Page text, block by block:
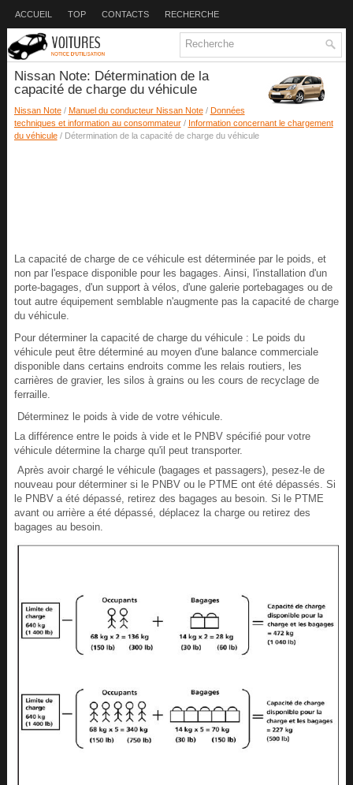
ACCUEIL TOP CONTACTS RECHERCHE
Nissan Note: Détermination de la
capacité de charge du véhicule
Nissan Note/ Manuel du conducteur Nissan Note/ Données
techniques et information au consommateur/ Information concernant le chargement
du véhicule/ Détermination de la capacité de charge du véhicule
La capacité de charge de ce véhicule est déterminée par le poids, et
non par l'espace disponible pour les bagages. Ainsi, l'installation d'un
porte-bagages, d'un support à vélos, d'une galerie portebagages ou de
tout autre équipement semblable n'augmente pas la capacité de charge
du véhicule.
Pour déterminer la capacité de charge du véhicule : Le poids du
véhicule peut être déterminé au moyen d'une balance commerciale
disponible dans certains endroits comme les relais routiers, les
carrières de gravier, les silos à grains ou les cours de recyclage de
ferraille.
Déterminez le poids à vide de votre véhicule.
La différence entre le poids à vide et le PNBV spécifié pour votre
véhicule détermine la charge qu'il peut transporter.
Après avoir chargé le véhicule (bagages et passagers), pesez-le de
nouveau pour déterminer si le PNBV ou le PTME ont été dépassés. Si
le PNBV a été dépassé, retirez des bagages au besoin. Si le PTME
avant ou arrière a été dépassé, déplacez la charge ou retirez des
bagages au besoin.